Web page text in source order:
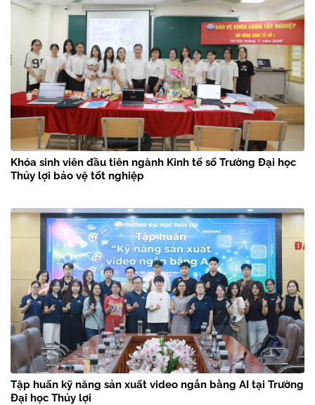
Khóa sinh viên đầu tiên ngành Kinh tế số Trường Đại học
Thủy lợi bảo vệ tốt nghiệp
Tập huấn kỹ năng sản xuất video ngắn bằng AI tại Trường
Đại học Thủy lợi